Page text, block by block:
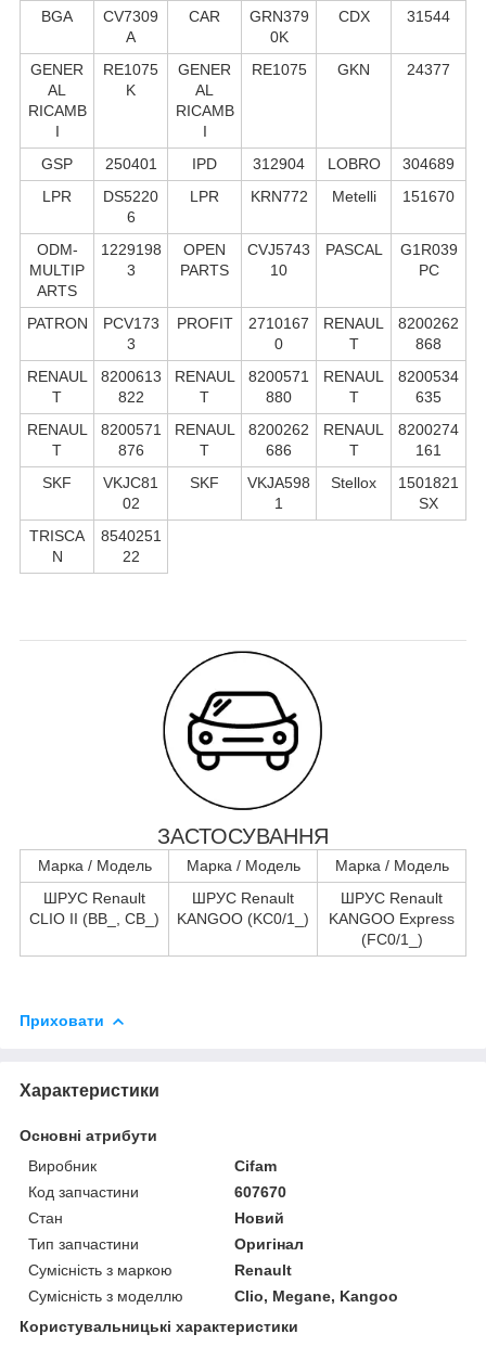
BGA
CV7309
A
CAR
GRN379
0K
CDX 31544
GENER
AL
RICAMB
I
RE1075
K
GENER
AL
RICAMB
I
RE1075 GKN 24377
GSP 250401 IPD 312904 LOBRO
304689
LPR
DS5220
6
LPR KRN772 Metelli 151670
ODM-
MULTIP
ARTS
1229198
3
OPEN
PARTS
CVJ5743
10
PASCAL
G1R039
PC
PATRON
PCV173
3
PROFIT
2710167
0
RENAUL
T
8200262
868
RENAUL
T
8200613
822
RENAUL
T
8200571
880
RENAUL
T
8200534
635
RENAUL
T
8200571
876
RENAUL
T
8200262
686
RENAUL
T
8200274
161
SKF
VKJC81
02
SKF
VKJA598
1
Stellox
1501821
SX
TRISCA
N
8540251
22
ЗАСТОСУВАННЯ
Марка / Модель Марка / Модель
Марка / Модель
ШРУС Renault
CLIO II (BB_, CB_)
ШРУС Renault
KANGOO (KC0/1_)
ШРУС Renault
KANGOO Express
(FC0/1_)
Приховати
Характеристики
Основні атрибути
Виробник
Cifam
Код запчастини
607670
Стан
Новий
Тип запчастини
Оригінал
Сумісність з маркою
Renault
Сумісність з моделлю
Clio, Megane, Kangoo
Користувальницькі характеристики